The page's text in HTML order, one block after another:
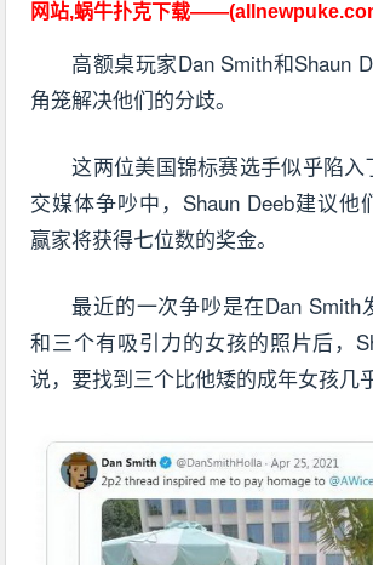
网站,蜗牛扑克下载
高额桌玩家Dan Smith和Shaun
角笼解决他们的分歧。
这两位美国锦标赛选手似乎陷入
交媒体争吵中，Shaun Deeb建议他
赢家将获得七位数的奖金。
最近的一次争吵是在Dan Smith
和三个有吸引力的女孩的照片后，
说，要找到三个比他矮的成年女孩几